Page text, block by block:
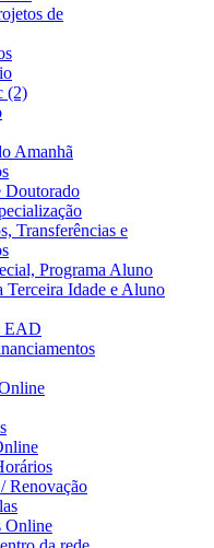
de
(2)
Amanhã
Doutorado
Transferências e
Programa Aluno
Terceira Idade e Aluno
EAD
Renovação
Online